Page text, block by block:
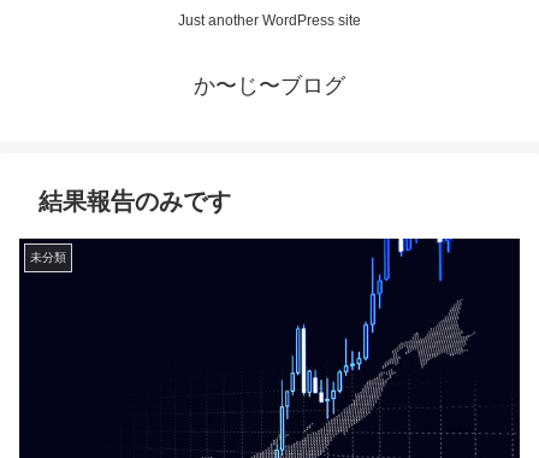
Just another WordPress site
か〜じ〜ブログ
結果報告のみです
未分類